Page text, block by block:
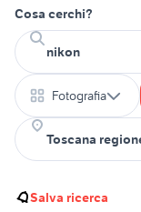
Cosa cerchi?
Fotografia
Salva ricerca